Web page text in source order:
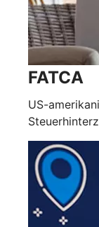
FATCA
US-